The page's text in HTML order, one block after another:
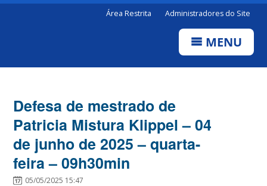
Área Restrita Administradores do Site
MENU
Defesa de mestrado de
Patricia Mistura Klippel – 04
de junho de 2025 – quarta-
feira – 09h30min
05/05/2025 15:47